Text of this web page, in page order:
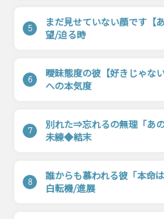
5
まだ見せていない顔です【
望/迫る時
6
曖昧態度の彼【好きじゃ
への本気度
7
別れた⇒忘れるの無理「あ
未練◆結末
8
誰からも慕われる彼「本命
白転機/進展